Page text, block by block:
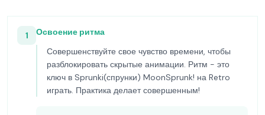
1
Освоение ритма
Совершенствуйте свое чувство времени, чтобы
разблокировать скрытые анимации. Ритм - это
ключ в Sprunki(спрунки) MoonSprunk! на Retro
играть. Практика делает совершенным!